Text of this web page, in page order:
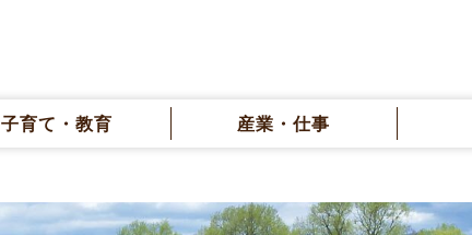
子育て・教育 産業・仕事